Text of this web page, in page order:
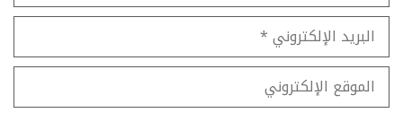
البريد
الإلكتروني
الموقع
الإلكتروني